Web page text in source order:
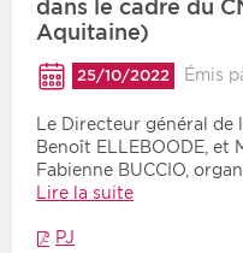
dans le cadre du
Aquitaine)
25/10/2022 Émis
Le Directeur général de
Benoît ELLEBOODE, et
Fabienne BUCCIO,
Lire la suite
PJ